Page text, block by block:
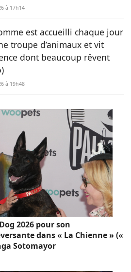
à 17h14
est accueilli chaque jour
troupe d’animaux et vit
dont beaucoup rêvent
à 19h48
2026 pour son
dans « La Chienne » («
Sotomayor